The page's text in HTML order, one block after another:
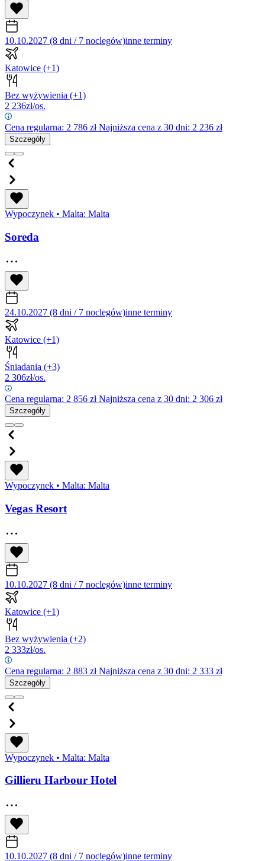
10.10.2027 (8 dni / 7 noclegów)inne terminy
Katowice (+1)
Bez wyżywienia (+1)
2 236zł/os.
Cena regularna: 2 786 złNajniższa cena z 30 dni: 2 236 zł
Szczegóły
Wypoczynek • Malta: Malta
Soreda
24.10.2027 (8 dni / 7 noclegów)inne terminy
Katowice (+1)
Śniadania (+3)
2 306zł/os.
Cena regularna: 2 856 złNajniższa cena z 30 dni: 2 306 zł
Szczegóły
Wypoczynek • Malta: Malta
Vegas Resort
10.10.2027 (8 dni / 7 noclegów)inne terminy
Katowice (+1)
Bez wyżywienia (+2)
2 333zł/os.
Cena regularna: 2 883 złNajniższa cena z 30 dni: 2 333 zł
Szczegóły
Wypoczynek • Malta: Malta
Gillieru Harbour Hotel
10.10.2027 (8 dni / 7 noclegów)inne terminy